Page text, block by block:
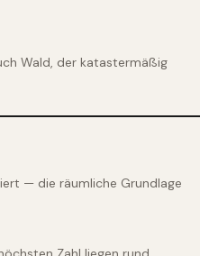
Wald, der katastermäßig
— die räumliche Grundlage